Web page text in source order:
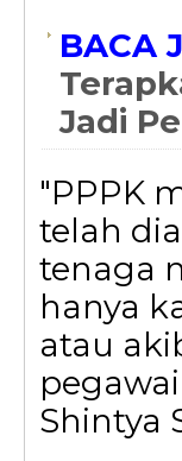
BACA
Jadi
"PPPK
telah
tenaga
hanya
atau
Shintya